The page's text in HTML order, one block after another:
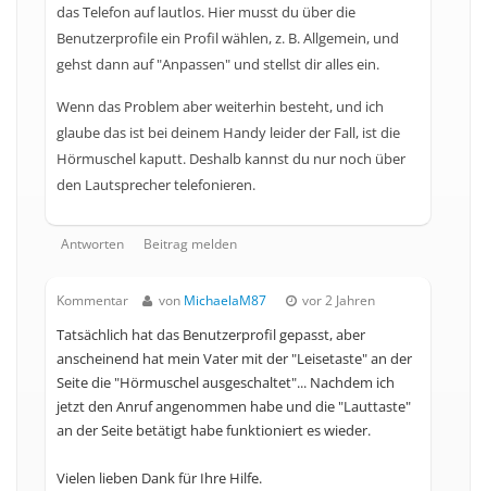
das Telefon auf lautlos. Hier musst du über die
Benutzerprofile ein Profil wählen, z. B. Allgemein, und
gehst dann auf "Anpassen" und stellst dir alles ein.
Wenn das Problem aber weiterhin besteht, und ich
glaube das ist bei deinem Handy leider der Fall, ist die
Hörmuschel kaputt. Deshalb kannst du nur noch über
den Lautsprecher telefonieren.
Antworten Beitrag melden
Kommentar von MichaelaM87 vor 2 Jahren
Tatsächlich hat das Benutzerprofil gepasst, aber
anscheinend hat mein Vater mit der "Leisetaste" an der
Seite die "Hörmuschel ausgeschaltet"... Nachdem ich
jetzt den Anruf angenommen habe und die "Lauttaste"
an der Seite betätigt habe funktioniert es wieder.
Vielen lieben Dank für Ihre Hilfe.